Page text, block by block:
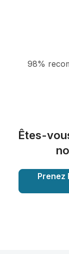
98%
Êtes-
Prenez